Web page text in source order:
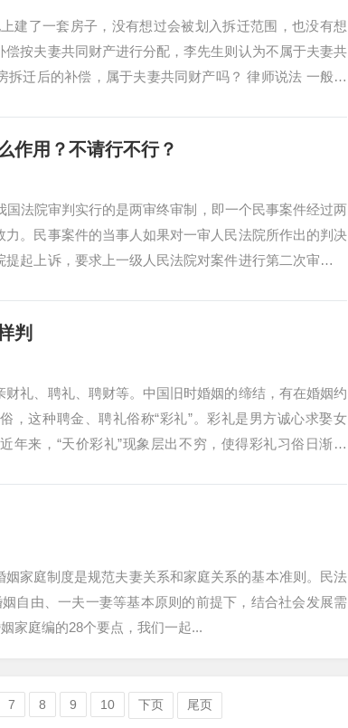
建了一套房子，没有想过会被划入拆迁范围，也没有想
按夫妻共同财产进行分配，李先生则认为不属于夫妻共
拆迁后的补偿，属于夫妻共同财产吗？ 律师说法 一般不
作用？不请行不行？
法院审判实行的是两审终审制，即一个民事案件经过两
。民事案件的当事人如果对一审人民法院所作出的判决
起上诉，要求上一级人民法院对案件进行第二次审判。
判
礼、聘礼、聘财等。中国旧时婚姻的缔结，有在婚姻约
，这种聘金、聘礼俗称“彩礼”。彩礼是男方诚心求娶女
年来，“天价彩礼”现象层出不穷，使得彩礼习俗日渐变
家庭制度是规范夫妻关系和家庭关系的基本准则。民法
自由、一夫一妻等基本原则的前提下，结合社会发展需
家庭编的28个要点，我们一起...
7 8 9 10 下页 尾页